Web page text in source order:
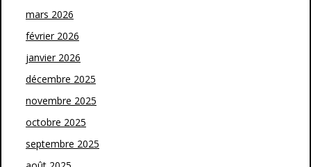
mars 2026
février 2026
janvier 2026
décembre 2025
novembre 2025
octobre 2025
septembre 2025